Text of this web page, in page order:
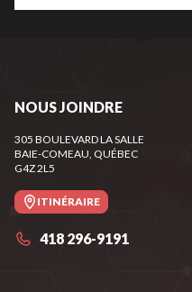
NOUS JOINDRE
305 BOULEVARD LA SALLE
BAIE-COMEAU, QUÉBEC
G4Z 2L5
ITINÉRAIRE
418 296-9191